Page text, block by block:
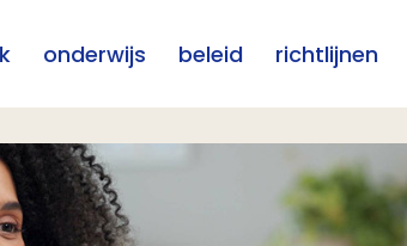
onderwijs beleid richtlijnen